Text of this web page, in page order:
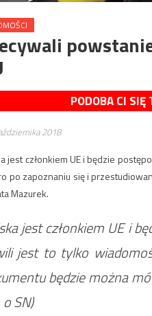
PODOBA CI SIĘ
2018
jest członkiem UE i będzie
po zapoznaniu się i
Mazurek.
jest członkiem UE i
jest to tylko
będzie można
SN)